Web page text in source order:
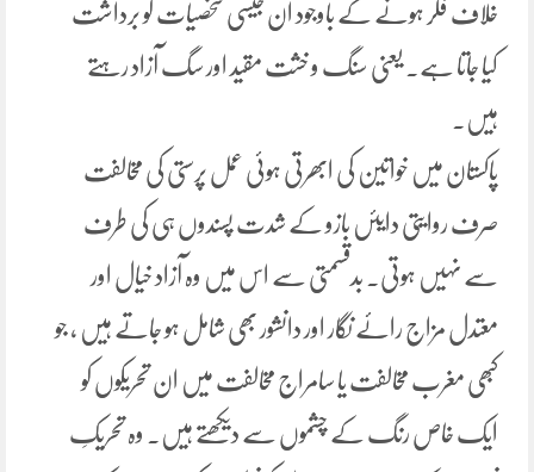
خلاف فکر ہونے کے باوجود ان جیسی شخصیات کو برداشت
کیا جاتا ہے۔ یعنی سنگ و خشت مقید اور سگ آزاد رہتے
ہیں۔
پاکستان میں خواتین کی ابھرتی ہوئی عمل پرستی کی مخالفت
صرف روایتی دایئں بازو کے شدت پسندوں ہی کی طرف
سے نہیں ہوتی۔ بدقسمتی سے اس میں وہ آزاد خیال اور
معتدل مزاج رائے نگار اور دانشور بھی شامل ہو جاتے ہیں ، جو
کبھی مغرب مخالفت یا سامراج مخالفت میں ان تحریکوں کو
ایک خاص رنگ کے چشموں سے دیکھتے ہیں۔ وہ تحریکِ